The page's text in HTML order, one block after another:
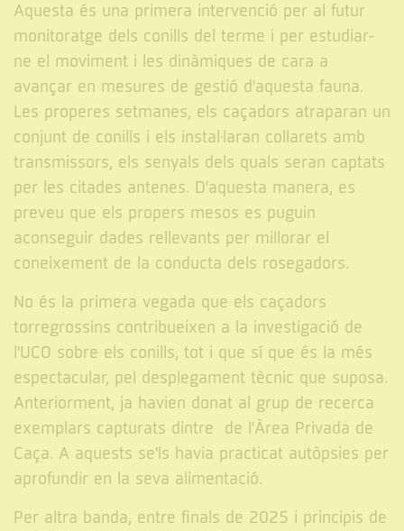
Aquesta és una primera intervenció per al futur
monitoratge dels conills del terme i per estudiar-
ne el moviment i les dinàmiques de cara a
avançar en mesures de gestió d'aquesta fauna.
Les properes setmanes, els caçadors atraparan un
conjunt de conills i els instal·laran collarets amb
transmissors, els senyals dels quals seran captats
per les citades antenes. D'aquesta manera, es
preveu que els propers mesos es puguin
aconseguir dades rellevants per millorar el
coneixement de la conducta dels rosegadors.
No és la primera vegada que els caçadors
torregrossins contribueixen a la investigació de
l'UCO sobre els conills, tot i que sí que és la més
espectacular, pel desplegament tècnic que suposa.
Anteriorment, ja havien donat al grup de recerca
exemplars capturats dintre de l'Àrea Privada de
Caça. A aquests se'ls havia practicat autòpsies per
aprofundir en la seva alimentació.
Per altra banda, entre finals de 2025 i principis de